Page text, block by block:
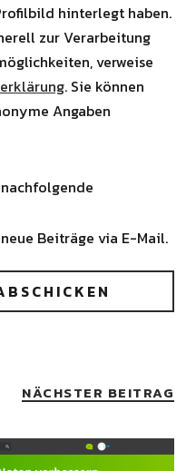
hinterlegt haben.
zur Verarbeitung
verweise
. Sie können
Angaben
Beiträge via E-Mail.
NÄCHSTER BEITRAG